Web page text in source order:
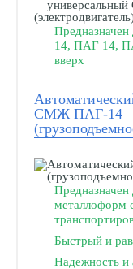
14, ПАГ 14,
вверх
СМЖ ПАГ-14
Предназначен
металлоформ
Быстрый и
Надежность и